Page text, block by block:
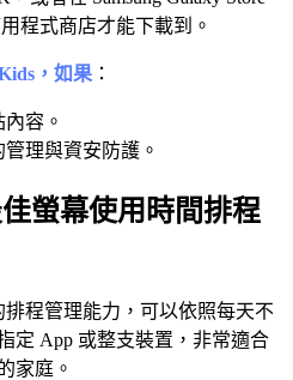
程式商店才能下載到。
，如果 ：
容。
理與資安防護。
螢幕使用時間排程
排程管理能力，可以依照每天不
定 App 或整支裝置，非常適合
家庭。